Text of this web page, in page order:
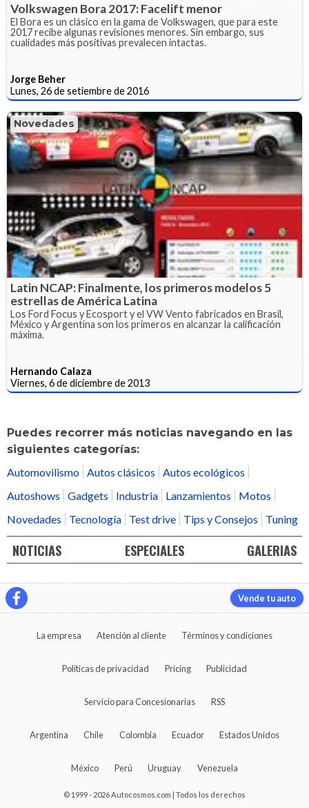
Volkswagen Bora 2017: Facelift menor
El Bora es un clásico en la gama de Volkswagen, que para este
2017 recibe algunas revisiones menores. Sin embargo, sus
cualidades más positivas prevalecen intactas.
Jorge Beher
Lunes, 26 de setiembre de 2016
Novedades
Latin NCAP: Finalmente, los primeros modelos 5
estrellas de América Latina
Los Ford Focus y Ecosport y el VW Vento fabricados en Brasil,
México y Argentina son los primeros en alcanzar la calificación
máxima.
Hernando Calaza
Viernes, 6 de diciembre de 2013
Puedes recorrer más noticias navegando en las
siguientes categorías:
Automovilismo Autos clásicos
Autos ecológicos
Autoshows
Gadgets Industria Lanzamientos
Motos
Novedades
Tecnología Test drive Tips y Consejos Tuning
NOTICIAS ESPECIALES GALERIAS
Vende tu auto
La empresa Atención al cliente Términos y condiciones
Políticas de privacidad Pricing Publicidad
Servicio para Concesionarias RSS
Argentina Chile Colombia Ecuador Estados Unidos
México Perú Uruguay Venezuela
© 1999 - 2026 Autocosmos.com | Todos los derechos